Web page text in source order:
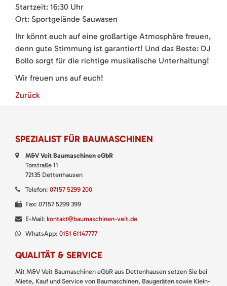
Startzeit: 16:30 Uhr
Ort: Sportgelände Sauwasen
Ihr könnt euch auf eine großartige Atmosphäre freuen,
denn gute Stimmung ist garantiert! Und das Beste: DJ
Bollo sorgt für die richtige musikalische Unterhaltung!
Wir freuen uns auf euch!
Zurück
SPEZIALIST FÜR BAUMASCHINEN
M&V Veit Baumaschinen eGbR
Torstraße 11
72135 Dettenhausen
Telefon: 07157 5299 200
Fax: 07157 5299 399
E-Mail: kontakt@baumaschinen-veit.de
WhatsApp: 0151 61147777
QUALITÄT & SERVICE
Mit M&V Veit Baumaschinen eGbR aus Dettenhausen setzen Sie bei
Miete, Kauf und Service von Baumaschinen, Baugeräten sowie Klein-